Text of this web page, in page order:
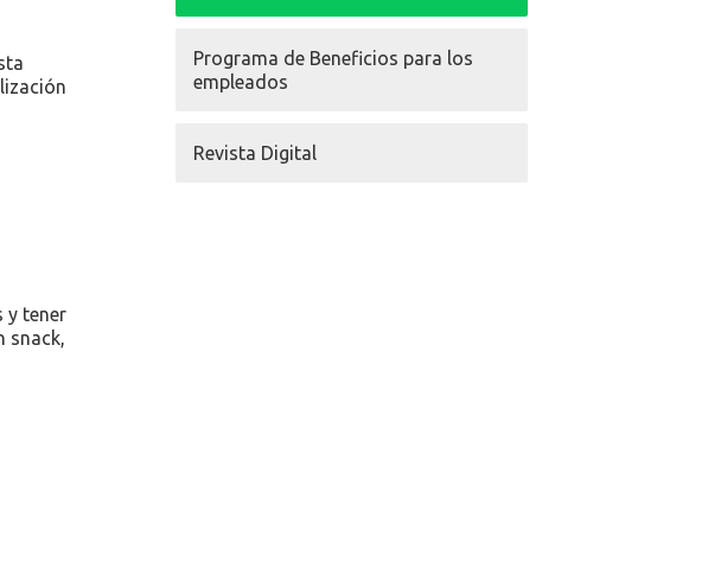
y tener
snack,
Programa de Beneficios para los
empleados
Revista Digital